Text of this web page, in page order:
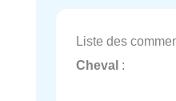
Liste des
Cheval :